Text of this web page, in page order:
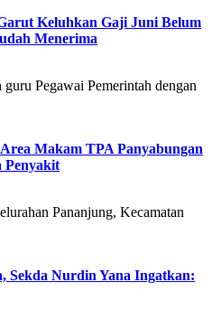
Keluhkan Gaji Juni Belum
Menerima
Pegawai Pemerintah dengan
Makam TPA Panyabungan
Penyakit
Pananjung, Kecamatan
Sekda Nurdin Yana Ingatkan: